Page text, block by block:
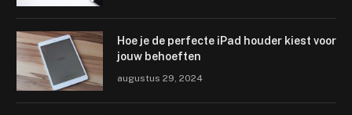
Hoe je de perfecte iPad houder kiest voor
jouw behoeften
augustus 29, 2024